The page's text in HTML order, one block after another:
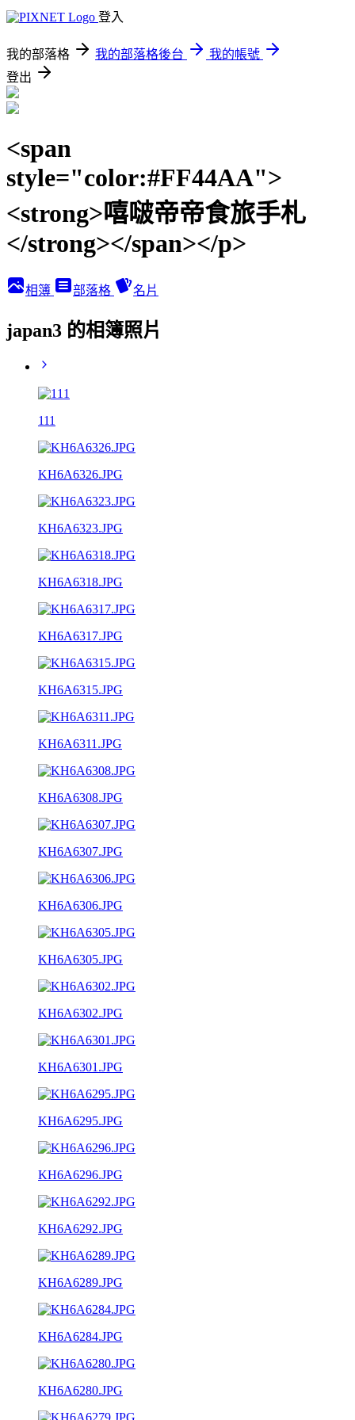
登入
我的部落格 我的部落格後台
我的帳號
登出
<span
style="color:#FF44AA">
<strong>嘻啵帝帝食旅手札
</strong></span></p>
相簿 部落格 名片
japan3 的相簿照片
111
KH6A6326.JPG
KH6A6323.JPG
KH6A6318.JPG
KH6A6317.JPG
KH6A6315.JPG
KH6A6311.JPG
KH6A6308.JPG
KH6A6307.JPG
KH6A6306.JPG
KH6A6305.JPG
KH6A6302.JPG
KH6A6301.JPG
KH6A6295.JPG
KH6A6296.JPG
KH6A6292.JPG
KH6A6289.JPG
KH6A6284.JPG
KH6A6280.JPG